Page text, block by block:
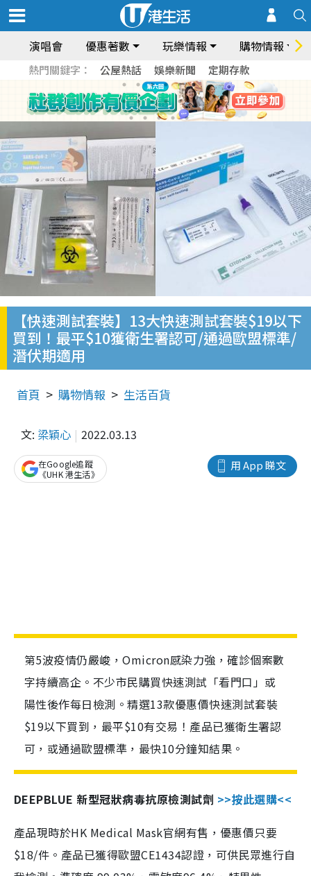
演唱會 優惠著數 玩樂情報 購物情報
熱門關鍵字： 公屋熱話 娛樂新聞 定期存款
【快速測試套裝】13大快速測試套裝$19以下
買到！最平$10獲衛生署認可/通過歐盟標準/
潛伏期適用
首頁 購物情報 生活百貨
文: 梁穎心 2022.03.13
用 App 睇文
在Google追蹤
《UHK 港生活》
第5波疫情仍嚴峻，Omicron感染力強，確診個案數
字持續高企。不少市民購買快速測試「看門口」或
陽性後作每日檢測。精選13款優惠價快速測試套裝
$19以下買到，最平$10有交易！產品已獲衛生署認
可，或通過歐盟標準，最快10分鐘知結果。
DEEPBLUE 新型冠狀病毒抗原檢測試劑 >>按此選購<<
產品現時於HK Medical Mask官網有售，優惠價只要
$18/件。產品已獲得歐盟CE1434認證，可供民眾進行自